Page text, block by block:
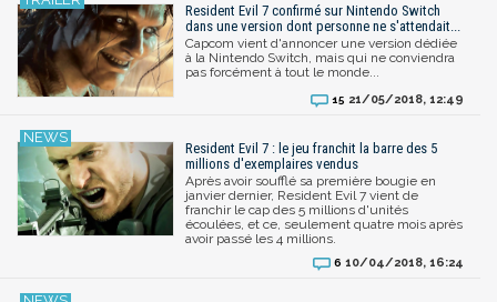
Resident Evil 7 confirmé sur Nintendo Switch
dans une version dont personne ne s'attendait...
Capcom vient d'annoncer une version dédiée
à la Nintendo Switch, mais qui ne conviendra
pas forcément à tout le monde...
15 21/05/2018, 12:49
Resident Evil 7 : le jeu franchit la barre des 5
millions d'exemplaires vendus
Après avoir soufflé sa première bougie en
janvier dernier, Resident Evil 7 vient de
franchir le cap des 5 millions d'unités
écoulées, et ce, seulement quatre mois après
avoir passé les 4 millions.
6 10/04/2018, 16:24